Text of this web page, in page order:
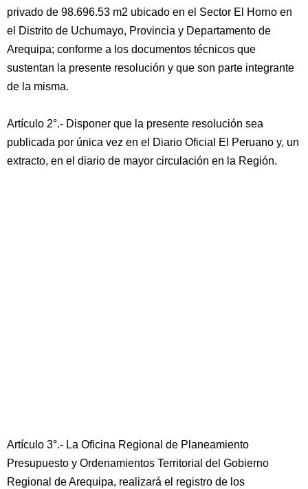
privado de 98.696.53 m2 ubicado en el Sector El Horno en
el Distrito de Uchumayo, Provincia y Departamento de
Arequipa; conforme a los documentos técnicos que
sustentan la presente resolución y que son parte integrante
de la misma.
Artículo 2°.- Disponer que la presente resolución sea
publicada por única vez en el Diario Oficial El Peruano y, un
extracto, en el diario de mayor circulación en la Región.
Artículo 3°.- La Oficina Regional de Planeamiento
Presupuesto y Ordenamientos Territorial del Gobierno
Regional de Arequipa, realizará el registro de los